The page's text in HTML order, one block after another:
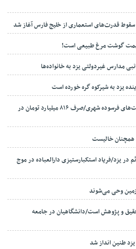
سقوط قدرت‌های استعماری از خلیج فارس آغاز شد
گوشت مرغ طبیعی است!
مدارس غیردولتی یزد به خانواده‌ها
یزد به شیرکوه گره خورده است
سکونت ۱۶۰ هزار یزدی در بافت‌های فرسوده شهری/صرف ۸۱۶ میلیارد تومان در
همچنان خالیست
در یزد/فریاد استکبارستیزی دارالعباده در موج
و پژوهش است/دانشگاهیان در جامعه
طنین انداز شد